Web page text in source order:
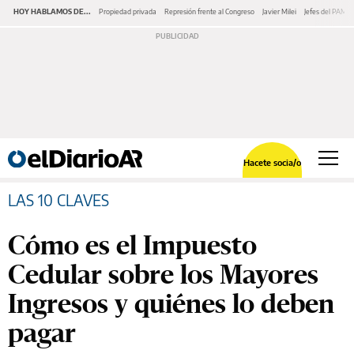
HOY HABLAMOS DE... Propiedad privada Represión frente al Congreso Javier Milei Jefes del PAMI
Hacete socia/o
LAS 10 CLAVES
Cómo es el Impuesto
Cedular sobre los Mayores
Ingresos y quiénes lo deben
pagar